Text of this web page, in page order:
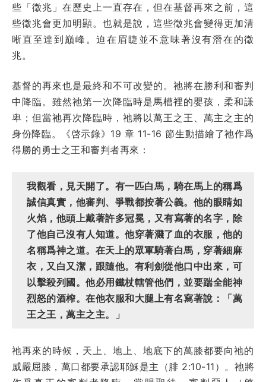
些「徵兆」在歷史上一直存在，但在基督再來之前，這
些徵兆會更加明顯。也就是說，這些徵兆會變得更加清
晰直至達到巔峰。迫在眉睫並不意味著沒有潛在的徵
兆。
基督的再來也是最終和不可改變的。祂將在勝利和審判
中降臨。雖然祂第一次降臨時是馬槽裡的嬰孩，柔和謙
卑；但當祂再次降臨時，祂將以萬王之王、萬主之主的
身份降臨。《啓示錄》19 章 11-16 節生動描繪了祂作爲
得勝的勇士之王和審判者再來：
我觀看，見天開了。有一匹白馬，騎在馬上的稱爲
誠信真實，他審判、爭戰都按著公義。他的眼睛如
火焰，他頭上戴著許多冠冕，又有寫著的名字，除
了他自己沒有人知道。他穿著濺了血的衣服，他的
名稱爲神之道。在天上的眾軍騎著白馬，穿著細麻
衣，又白又潔，跟隨他。有利劍從他口中出來，可
以擊殺列國。他必用鐵杖轄管他們，並要踹全能神
烈怒的酒榨。在他衣服和大腿上有名寫著說：「萬
王之王，萬主之主。」
祂再來的時候，天上、地上、地底下的萬膝都要向祂的
威嚴屈膝，萬口都要承認耶穌是主（腓 2:10-11）。祂將